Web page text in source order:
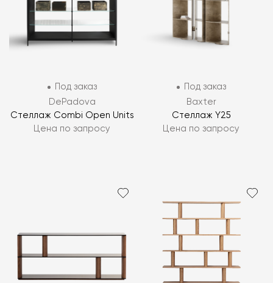
Под заказ
DePadova
Стеллаж Combi Open Units
Цена по запросу
Под заказ
Baxter
Стеллаж Y25
Цена по запросу